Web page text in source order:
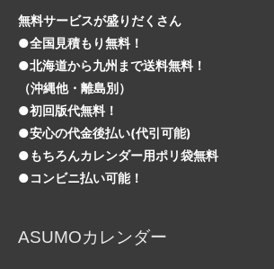
無料サービスが盛りだくさん
●全国見積もり無料！
●北海道から九州まで送料無料！
（沖縄他・離島別）
●初回版代無料！
●安心の代金後払い(代引可能)
●もちろんカレンダー用ポリ袋無料
●コンビニ払い可能！
ASUMOカレンダー